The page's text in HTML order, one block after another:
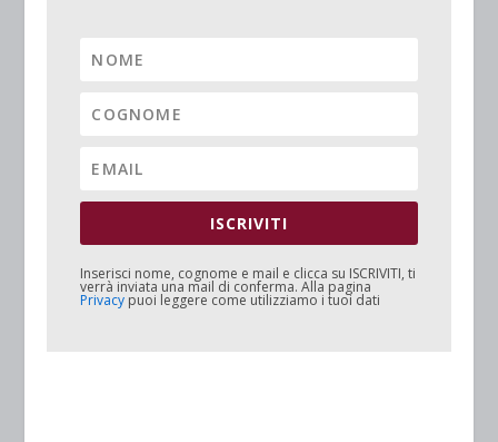
ISCRIVITI
Inserisci nome, cognome e mail e clicca su ISCRIVITI, ti
verrà inviata una mail di conferma. Alla pagina
Privacy puoi leggere come utilizziamo i tuoi dati